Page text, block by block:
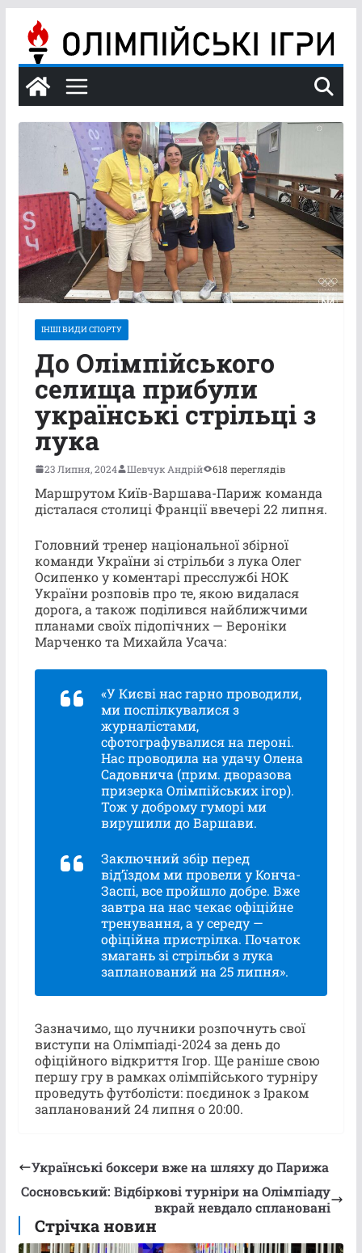
вмісту
ІНШІ ВИДИ СПОРТУ
До Олімпійського
селища прибули
українські стрільці з
лука
23 Липня, 2024 Шевчук Андрій 618 переглядів
Маршрутом Київ-Варшава-Париж команда
дісталася столиці Франції ввечері 22 липня.
Головний тренер національної збірної
команди України зі стрільби з лука Олег
Осипенко у коментарі пресслужбі НОК
України розповів про те, якою видалася
дорога, а також поділився найближчими
планами своїх підопічних — Вероніки
Марченко та Михайла Усача:
«У Києві нас гарно проводили,
ми поспілкувалися з
журналістами,
сфотографувалися на пероні.
Нас проводила на удачу Олена
Садовнича (прим. дворазова
призерка Олімпійських ігор).
Тож у доброму гуморі ми
вирушили до Варшави.
Заключний збір перед
від’їздом ми провели у Конча-
Заспі, все пройшло добре. Вже
завтра на нас чекає офіційне
тренування, а у середу —
офіційна пристрілка. Початок
змагань зі стрільби з лука
запланований на 25 липня».
Зазначимо, що лучники розпочнуть свої
виступи на Олімпіаді-2024 за день до
офіційного відкриття Ігор. Ще раніше свою
першу гру в рамках олімпійського турніру
проведуть футболісти: поєдинок з Іраком
запланований 24 липня о 20:00.
Українські боксери вже на шляху до Парижа
Сосновський: Відбіркові турніри на Олімпіаду
вкрай невдало сплановані
Стрічка новин